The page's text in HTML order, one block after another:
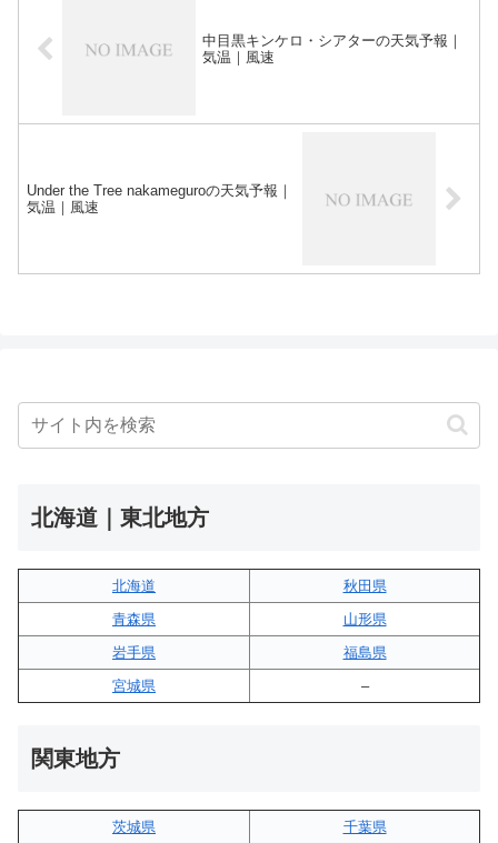
中目黒キンケロ・シアターの天気予報｜
気温｜風速
Under the Tree nakameguroの天気予報｜
気温｜風速
北海道｜東北地方
北海道
秋田県
青森県
山形県
岩手県
福島県
宮城県
–
関東地方
茨城県
千葉県